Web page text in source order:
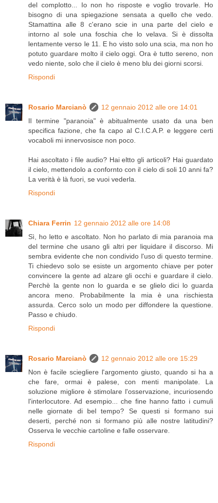
del complotto... Io non ho risposte e voglio trovarle. Ho
bisogno di una spiegazione sensata a quello che vedo.
Stamattina alle 8 c'erano scie in una parte del cielo e
intorno al sole una foschia che lo velava. Si è dissolta
lentamente verso le 11. E ho visto solo una scia, ma non ho
potuto guardare molto il cielo oggi. Ora è tutto sereno, non
vedo niente, solo che il cielo è meno blu dei giorni scorsi.
Rispondi
Rosario Marcianò
12 gennaio 2012 alle ore 14:01
Il termine "paranoia" è abitualmente usato da una ben
specifica fazione, che fa capo al C.I.C.A.P. e leggere certi
vocaboli mi innervosisce non poco.
Hai ascoltato i file audio? Hai eltto gli articoli? Hai guardato
il cielo, mettendolo a confornto con il cielo di soli 10 anni fa?
La verità è là fuori, se vuoi vederla.
Rispondi
Chiara Ferrin 12 gennaio 2012 alle ore 14:08
Sì, ho letto e ascoltato. Non ho parlato di mia paranoia ma
del termine che usano gli altri per liquidare il discorso. Mi
sembra evidente che non condivido l'uso di questo termine.
Ti chiedevo solo se esiste un argomento chiave per poter
convincere la gente ad alzare gli occhi e guardare il cielo.
Perchè la gente non lo guarda e se glielo dici lo guarda
ancora meno. Probabilmente la mia è una rischiesta
assurda. Cerco solo un modo per diffondere la questione.
Passo e chiudo.
Rispondi
Rosario Marcianò
12 gennaio 2012 alle ore 15:29
Non è facile sciegliere l'argomento giusto, quando si ha a
che fare, ormai è palese, con menti manipolate. La
soluzione migliore è stimolare l'osservazione, incuriosendo
l'interlocutore. Ad esempio... che fine hanno fatto i cumuli
nelle giornate di bel tempo? Se questi si formano sui
deserti, perché non si formano più alle nostre latitudini?
Osserva le vecchie cartoline e falle osservare.
Rispondi